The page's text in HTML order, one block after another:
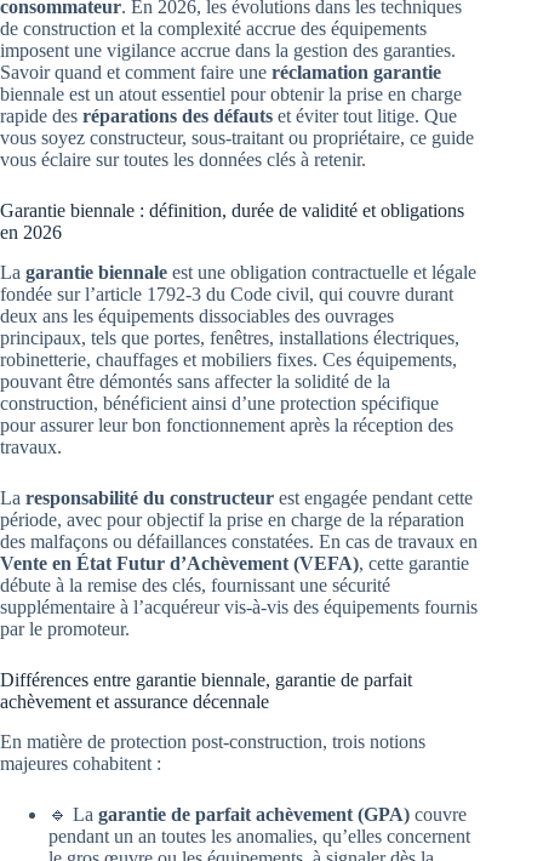
consommateur. En 2026, les évolutions dans les techniques
de construction et la complexité accrue des équipements
imposent une vigilance accrue dans la gestion des garanties.
Savoir quand et comment faire une réclamation garantie
biennale est un atout essentiel pour obtenir la prise en charge
rapide des réparations des défauts et éviter tout litige. Que
vous soyez constructeur, sous-traitant ou propriétaire, ce guide
vous éclaire sur toutes les données clés à retenir.
Garantie biennale : définition, durée de validité et obligations
en 2026
La garantie biennale est une obligation contractuelle et légale
fondée sur l’article 1792-3 du Code civil, qui couvre durant
deux ans les équipements dissociables des ouvrages
principaux, tels que portes, fenêtres, installations électriques,
robinetterie, chauffages et mobiliers fixes. Ces équipements,
pouvant être démontés sans affecter la solidité de la
construction, bénéficient ainsi d’une protection spécifique
pour assurer leur bon fonctionnement après la réception des
travaux.
La responsabilité du constructeur est engagée pendant cette
période, avec pour objectif la prise en charge de la réparation
des malfaçons ou défaillances constatées. En cas de travaux en
Vente en État Futur d’Achèvement (VEFA), cette garantie
débute à la remise des clés, fournissant une sécurité
supplémentaire à l’acquéreur vis-à-vis des équipements fournis
par le promoteur.
Différences entre garantie biennale, garantie de parfait
achèvement et assurance décennale
En matière de protection post-construction, trois notions
majeures cohabitent :
🔹 La garantie de parfait achèvement (GPA) couvre
pendant un an toutes les anomalies, qu’elles concernent